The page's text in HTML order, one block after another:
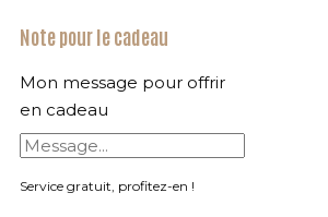
Note pour le cadeau
Mon message pour offrir
en cadeau
Service gratuit, profitez-en !